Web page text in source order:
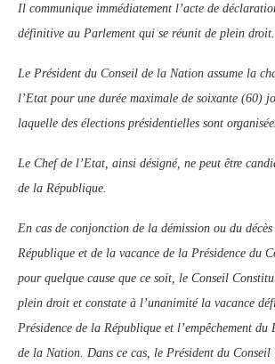
Il communique immédiatement l’acte de
définitive au Parlement qui se réunit de plein droit.
Le Président du Conseil de la Nation assume la
l’Etat pour une durée maximale de soixante (60)
laquelle des élections présidentielles sont
Le Chef de l’Etat, ainsi désigné, ne peut être
de la République.
En cas de conjonction de la démission ou du
République et de la vacance de la Présidence du
pour quelque cause que ce soit, le Conseil
plein droit et constate à l’unanimité la vacance
Présidence de la République et l’empêchement du
de la Nation. Dans ce cas, le Président du